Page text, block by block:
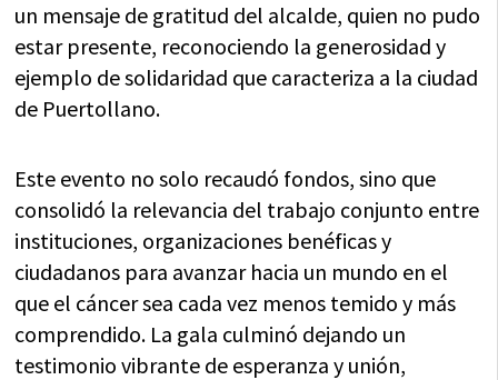
un mensaje de gratitud del alcalde, quien no pudo
estar presente, reconociendo la generosidad y
ejemplo de solidaridad que caracteriza a la ciudad
de Puertollano.
Este evento no solo recaudó fondos, sino que
consolidó la relevancia del trabajo conjunto entre
instituciones, organizaciones benéficas y
ciudadanos para avanzar hacia un mundo en el
que el cáncer sea cada vez menos temido y más
comprendido. La gala culminó dejando un
testimonio vibrante de esperanza y unión,